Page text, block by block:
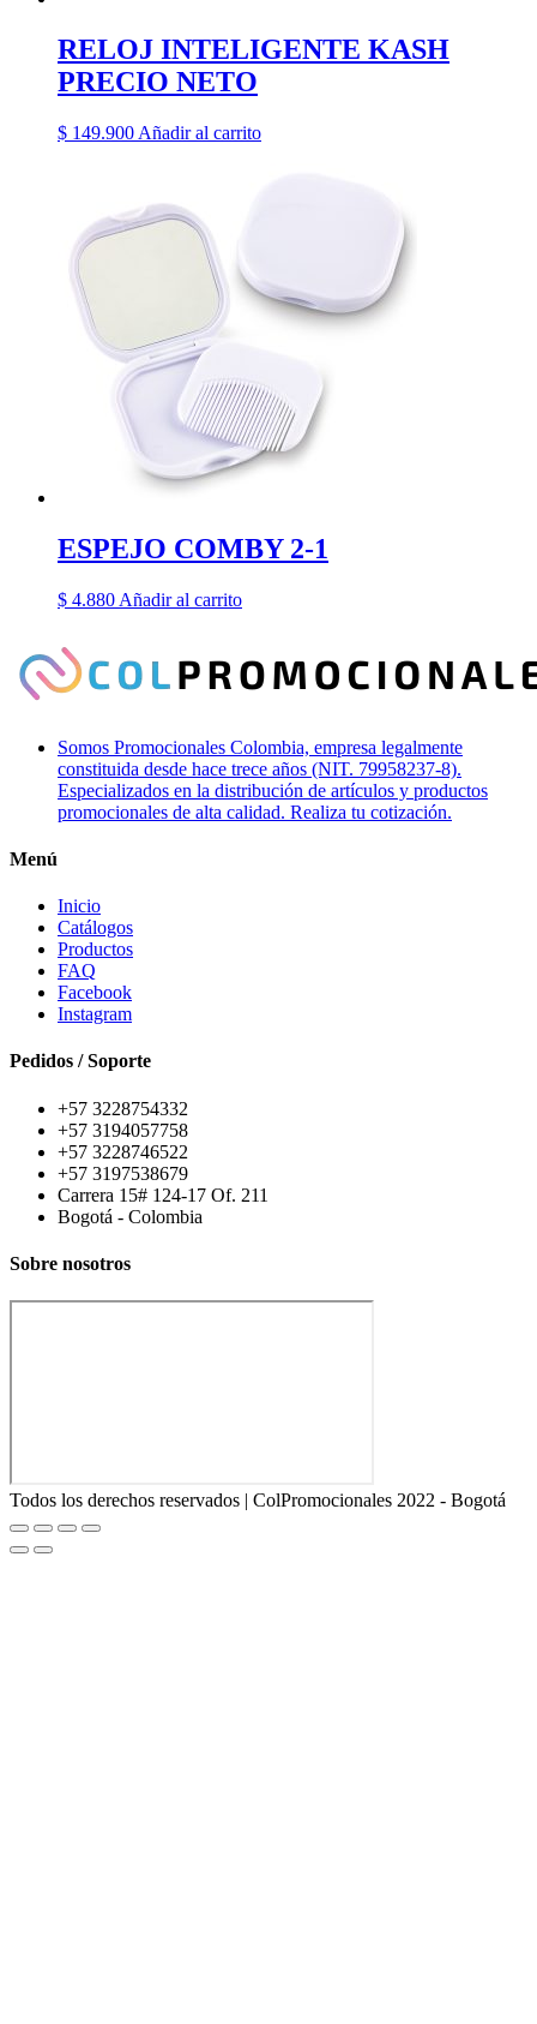
RELOJ INTELIGENTE KASH
PRECIO NETO
$ 149.900 Añadir al carrito
ESPEJO COMBY 2-1
$ 4.880 Añadir al carrito
Somos Promocionales Colombia, empresa legalmente
constituida desde hace trece años (NIT. 79958237-8).
Especializados en la distribución de artículos y productos
promocionales de alta calidad. Realiza tu cotización.
Menú
Inicio
Catálogos
Productos
FAQ
Facebook
Instagram
Pedidos / Soporte
+57 3228754332
+57 3194057758
+57 3228746522
+57 3197538679
Carrera 15# 124-17 Of. 211
Bogotá - Colombia
Sobre nosotros
Todos los derechos reservados | ColPromocionales 2022 - Bogotá